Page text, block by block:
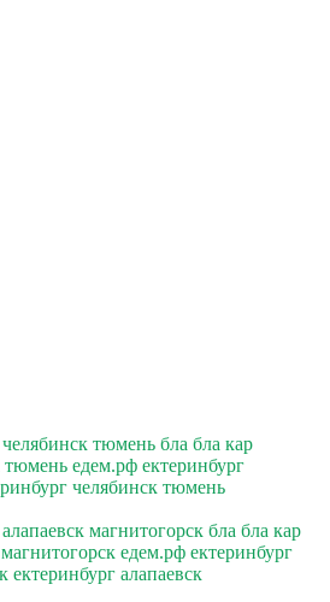
тюмень бла бла кар
тюмень едем.рф ектеринбург
челябинск тюмень
магнитогорск бла бла кар
едем.рф ектеринбург
ектеринбург алапаевск